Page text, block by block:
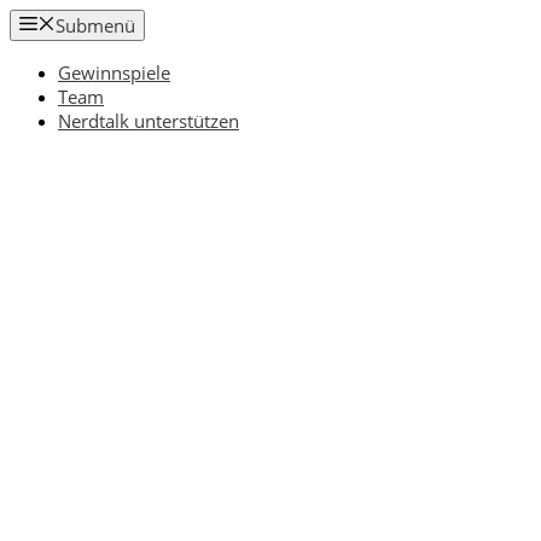
Zum
Inhalt
springen
Submenü
Gewinnspiele
Team
Nerdtalk unterstützen